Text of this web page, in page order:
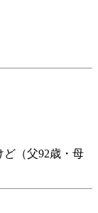
（父92歳・母